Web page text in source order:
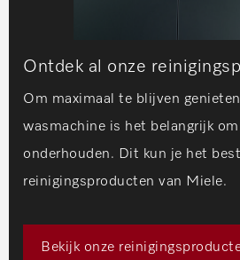
Ontdek al onze
Om maximaal te blijven
wasmachine is het belangrijk
onderhouden. Dit kun je het
reinigingsproducten van Miele.
Bekijk onze